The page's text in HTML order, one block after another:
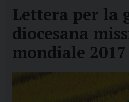
Lettera per la
diocesana
mondiale 2017